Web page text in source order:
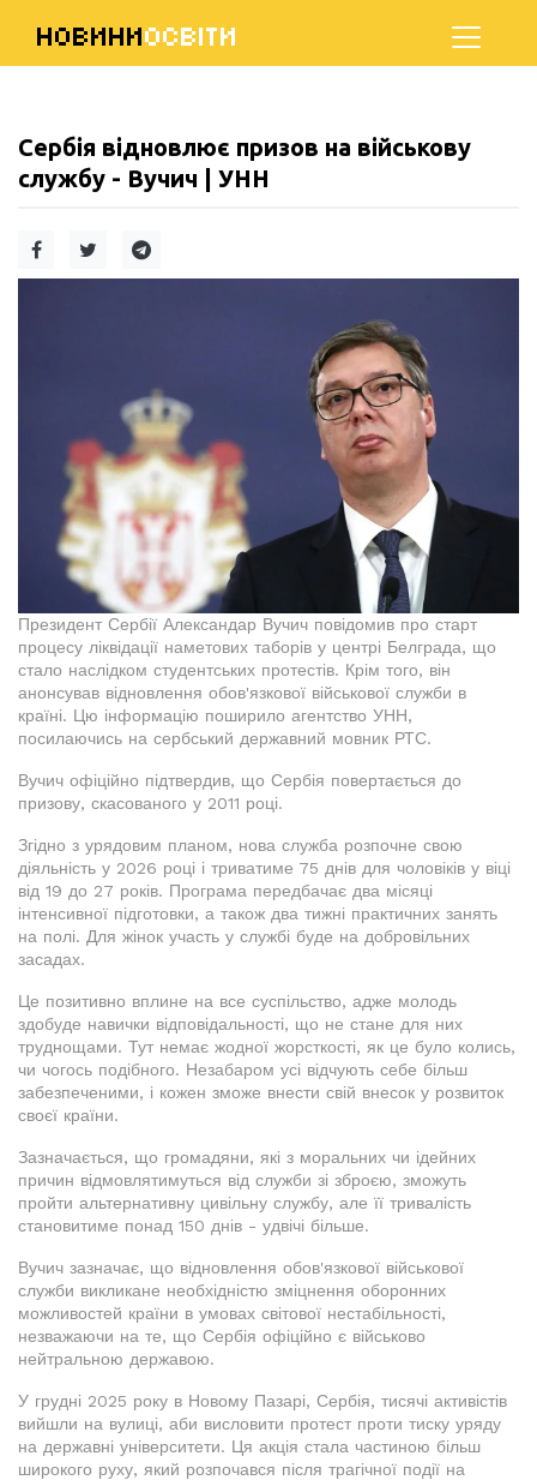
НОВИНИОСВІТИ
Сербія відновлює призов на військову
службу - Вучич | УНН
Президент Сербії Александар Вучич повідомив про старт
процесу ліквідації наметових таборів у центрі Белграда, що
стало наслідком студентських протестів. Крім того, він
анонсував відновлення обов'язкової військової служби в
країні. Цю інформацію поширило агентство УНН,
посилаючись на сербський державний мовник РТС.
Вучич офіційно підтвердив, що Сербія повертається до
призову, скасованого у 2011 році.
Згідно з урядовим планом, нова служба розпочне свою
діяльність у 2026 році і триватиме 75 днів для чоловіків у віці
від 19 до 27 років. Програма передбачає два місяці
інтенсивної підготовки, а також два тижні практичних занять
на полі. Для жінок участь у службі буде на добровільних
засадах.
Це позитивно вплине на все суспільство, адже молодь
здобуде навички відповідальності, що не стане для них
труднощами. Тут немає жодної жорсткості, як це було колись,
чи чогось подібного. Незабаром усі відчують себе більш
забезпеченими, і кожен зможе внести свій внесок у розвиток
своєї країни.
Зазначається, що громадяни, які з моральних чи ідейних
причин відмовлятимуться від служби зі зброєю, зможуть
пройти альтернативну цивільну службу, але її тривалість
становитиме понад 150 днів - удвічі більше.
Вучич зазначає, що відновлення обов'язкової військової
служби викликане необхідністю зміцнення оборонних
можливостей країни в умовах світової нестабільності,
незважаючи на те, що Сербія офіційно є військово
нейтральною державою.
У грудні 2025 року в Новому Пазарі, Сербія, тисячі активістів
вийшли на вулиці, аби висловити протест проти тиску уряду
на державні університети. Ця акція стала частиною більш
широкого руху, який розпочався після трагічної події на